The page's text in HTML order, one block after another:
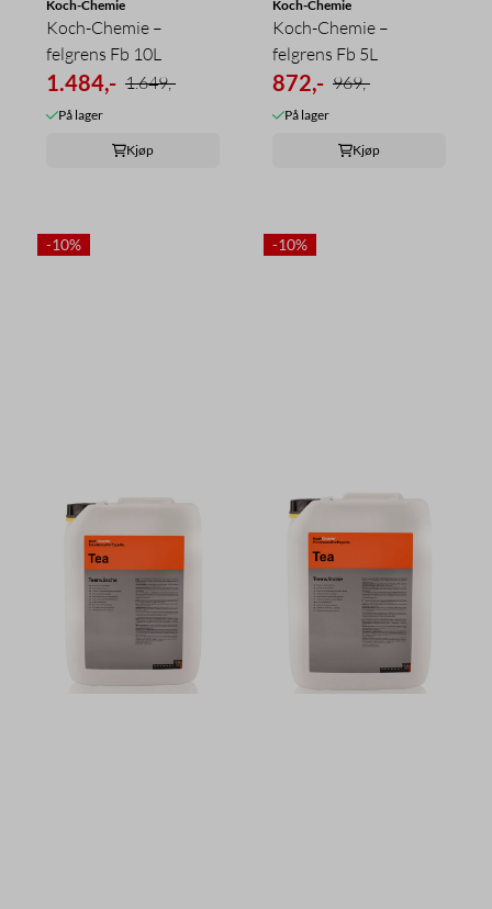
Koch-Chemie
Koch-Chemie –
felgrens Fb 10L
1.484,- 1.649,-
På lager
Kjøp
Koch-Chemie
Koch-Chemie –
felgrens Fb 5L
872,- 969,-
På lager
Kjøp
-10% -10%